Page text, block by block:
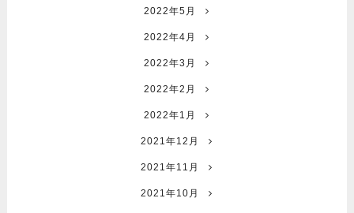
2022年5月
2022年4月
2022年3月
2022年2月
2022年1月
2021年12月
2021年11月
2021年10月